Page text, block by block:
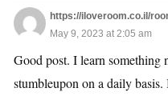
May 9, 2023 at 2:05 am
Good post. I learn something
stumbleupon on a daily